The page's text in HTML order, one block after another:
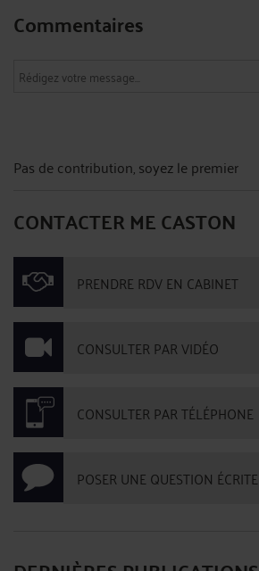
Commentaires
Pas de contribution, soyez le premier
CONTACTER ME CASTON
PRENDRE RDV EN CABINET
CONSULTER PAR VIDÉO
CONSULTER PAR TÉLÉPHONE
POSER UNE QUESTION ÉCRITE